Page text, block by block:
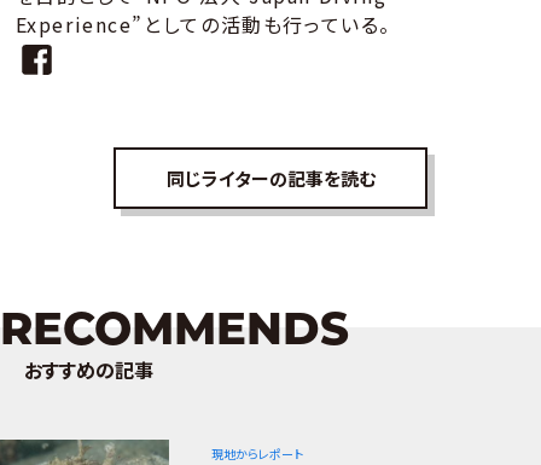
Experience”としての活動も⾏っている。
同じライターの記事を読む
RECOMMENDS
おすすめの記事
現地からレポート